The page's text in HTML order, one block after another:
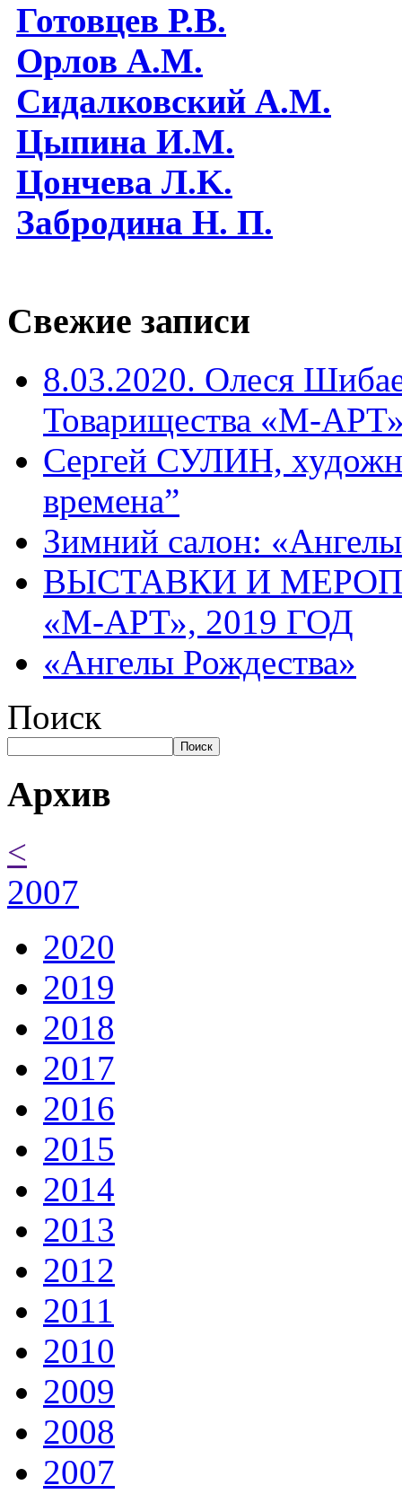
Готовцев Р.В.
Орлов А.М.
Сидалковский А.М.
Цыпина И.М.
Цончева Л.K.
Забродина Н. П.
Свежие записи
8.03.2020. Олеся
Товарищества «М-
Сергей СУЛИН,
времена”
Зимний салон:
ВЫСТАВКИ И
«М-АРТ», 2019 ГОД
«Ангелы Рождества»
Поиск
Поиск
Архив
<
2007
2020
2019
2018
2017
2016
2015
2014
2013
2012
2011
2010
2009
2008
2007